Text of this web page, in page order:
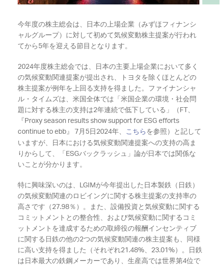
今年度の株主総会は、日本の上場企業（みずほフィナンシ
ャルグループ）に対して初めて気候変動株主提案が行われ
てから5年を迎える節目となります。
2024年度株主総会では、日本の主要上場企業において多く
の気候変動関連提案が提出され、トヨタを除くほとんどの
株主提案が例年を上回る支持を得ました。ファイナンシャ
ル・タイムズは、米国全体では「米国企業の環境・社会問
題に対する株主の支持は2年連続で低下している」（FT、
『Proxy season results show support for ESG efforts
continue to ebb』 7月5日2024年、 こちら を参照）と記して
いますが、日本における気候変動関連提案への支持の高ま
りからして、「ESGバックラッシュ」論が日本では関係な
いことが分かります。
特に興味深いのは、LGIMが今年提出した日本製鉄（日鉄）
の気候変動関連のロビイングに関する株主提案の支持率の
高さです（27.98％）。また、設備投資と気候変動に関する
コミットメントとの整合性、および気候変動に関するコミ
ットメントを達成するための取締役の報酬インセンティブ
に関する日鉄の他の2つの気候変動関連の株主提案も、同様
に高い支持を得ました（それぞれ21.48%、23.01%）。日鉄
は日本最大の鉄鋼メーカーであり、生産高では世界第4位で